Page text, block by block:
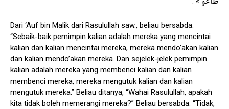
Dari ‘Auf bin Malik dari Rasulullah saw., beliau bersabda:
“Sebaik-baik pemimpin kalian adalah mereka yang mencintai
kalian dan kalian mencintai mereka, mereka mendo’akan kalian
dan kalian mendo’akan mereka. Dan sejelek-jelek pemimpin
kalian adalah mereka yang membenci kalian dan kalian
membenci mereka, mereka mengutuk kalian dan kalian
mengutuk mereka.” Beliau ditanya, “Wahai Rasulullah, apakah
kita tidak boleh memerangi mereka?” Beliau bersabda: “Tidak,